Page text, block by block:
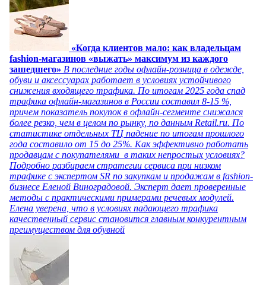
«Когда клиентов мало: как владельцам
fashion-магазинов «выжать» максимум из каждого
зашедшего» В последние годы офлайн-розница в одежде,
обуви и аксессуарах работает в условиях устойчивого
снижения входящего трафика. По итогам 2025 года спад
трафика офлайн-магазинов в России составил 8-15 %,
причем показатель покупок в офлайн-сегменте снижался
более резко, чем в целом по рынку, по данным Retail.ru. По
статистике отдельных ТЦ падение по итогам прошлого
года составило от 15 до 25%. Как эффективно работать
продавцам с покупателями в таких непростых условиях?
Подробно разбираем стратегии сервиса при низком
трафике с экспертом SR по закупкам и продажам в fashion-
бизнесе Еленой Виноградовой. Эксперт дает проверенные
методы с практическими примерами речевых модулей.
Елена уверена, что в условиях падающего трафика
качественный сервис становится главным конкурентным
преимуществом для обувной